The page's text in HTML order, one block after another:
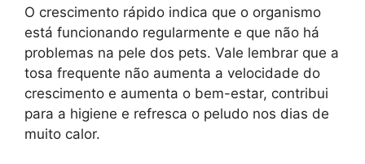
O crescimento rápido indica que o organismo
está funcionando regularmente e que não há
problemas na pele dos pets. Vale lembrar que a
tosa frequente não aumenta a velocidade do
crescimento e aumenta o bem-estar, contribui
para a higiene e refresca o peludo nos dias de
muito calor.